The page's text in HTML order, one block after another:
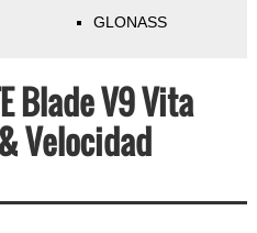
GLONASS
Blade V9 Vita
Velocidad